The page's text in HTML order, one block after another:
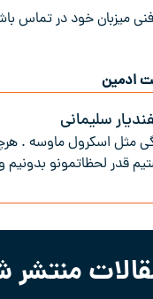
میزبان خود در تماس
ادمین
سلیمانی
مثل اسکرول ماوسه .
قدر لحظاتمونو بدونیم و
منتشر